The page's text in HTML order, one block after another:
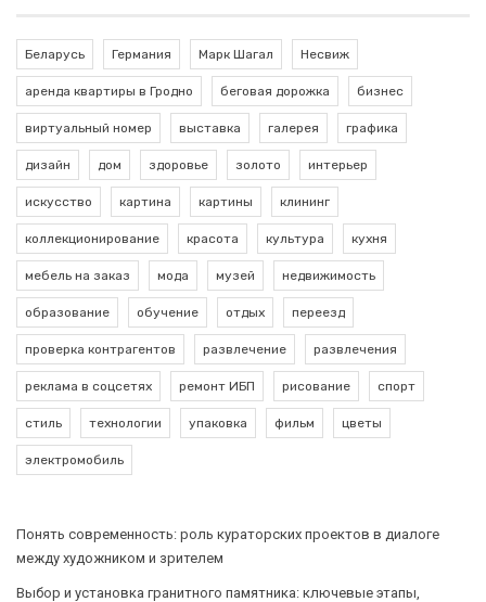
Беларусь Германия Марк Шагал Несвиж
аренда квартиры в Гродно беговая дорожка бизнес
виртуальный номер выставка галерея графика
дизайн дом здоровье золото интерьер
искусство картина картины клининг
коллекционирование красота культура кухня
мебель на заказ мода музей недвижимость
образование обучение отдых переезд
проверка контрагентов развлечение развлечения
реклама в соцсетях ремонт ИБП рисование спорт
стиль технологии упаковка фильм цветы
электромобиль
Понять современность: роль кураторских проектов в диалоге
между художником и зрителем
Выбор и установка гранитного памятника: ключевые этапы,